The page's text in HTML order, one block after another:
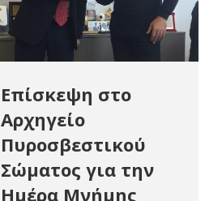
Επίσκεψη στο
Αρχηγείο
Πυροσβεστικού
Σώματος για την
Ημέρα Μνήμης